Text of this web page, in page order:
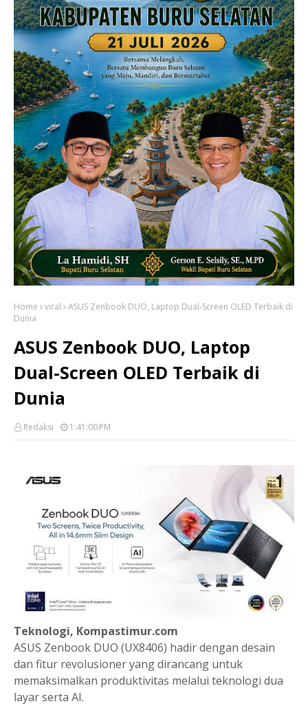
Home viral
ASUS Zenbook DUO, Laptop Dual-Screen OLED Terbaik di
Dunia
ASUS Zenbook DUO, Laptop
Dual-Screen OLED Terbaik di
Dunia
Redaksi 1:41:00 PM
Teknologi, Kompastimur.com
ASUS Zenbook DUO (UX8406) hadir dengan desain
dan fitur revolusioner yang dirancang untuk
memaksimalkan produktivitas melalui teknologi dua
layar serta AI.